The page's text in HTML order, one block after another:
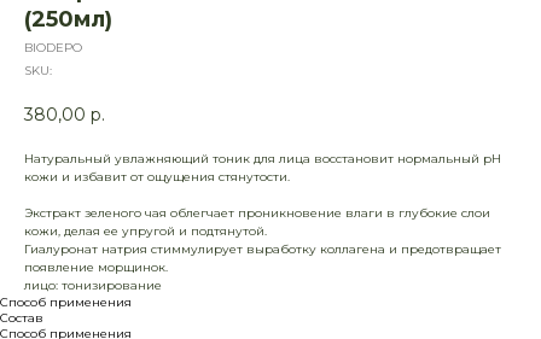
(250мл)
BIODEPO
SKU:
380,00 р.
Натуральный увлажняющий тоник для лица восстановит нормальный pH
кожи и избавит от ощущения стянутости.
Экстракт зеленого чая облегчает проникновение влаги в глубокие слои
кожи, делая ее упругой и подтянутой.
Гиалуронат натрия стиммулирует выработку коллагена и предотвращает
появление морщинок.
лицо: тонизирование
Способ применения
Состав
Способ применения